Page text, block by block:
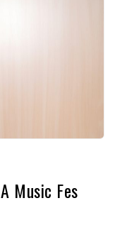
Music Fes